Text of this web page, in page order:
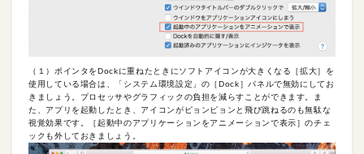
（１）ポインタをDockに重ねたときにソフトアイコンが大きくなる［拡大］を
使用している場合は、「システム環境設定」の［Dock］パネルで無効にしてお
きましょう。プロセッサやグラフィックの負担を減らすことができます。ま
た、アプリを起動したとき、アイコンがピョンピョンと飛び跳ねるのも無駄な
視覚効果です。［起動中のアプリケーションをアニメーションで表示］のチェ
ックも外しておきましょう。